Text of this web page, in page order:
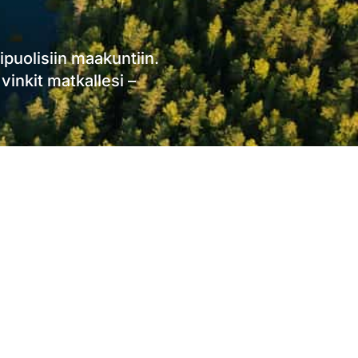
maakuntiin.
matkallesi –